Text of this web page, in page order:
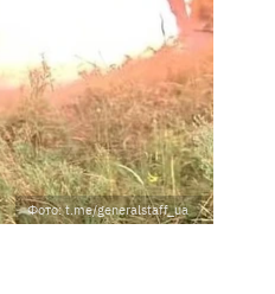
Фото: t.me/generalstaff_ua